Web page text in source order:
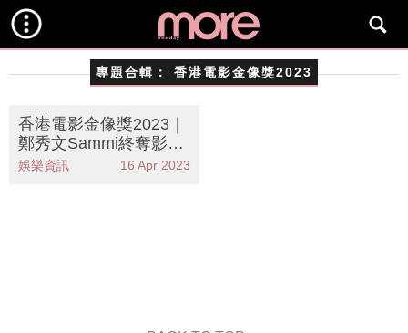
專題合輯： 香港電影金像獎2023
香港電影金像獎2023｜
鄭秀文Sammi終奪影后
大獎：夢想係留畀唔放
娛樂資訊 16 Apr 2023